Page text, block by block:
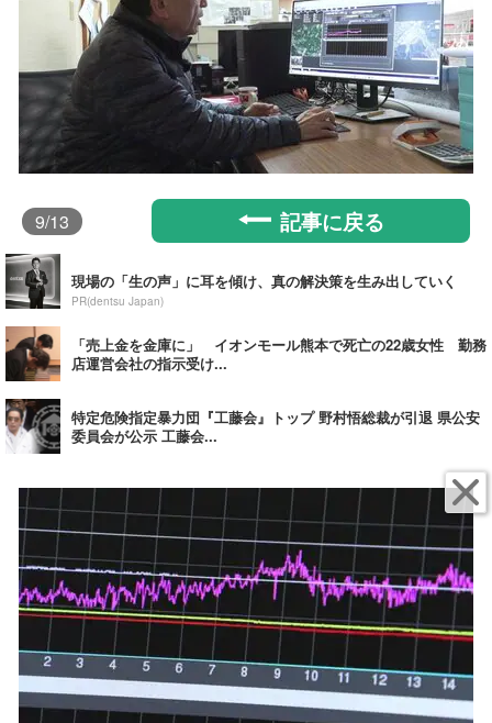
9/13 記事に戻る
現場の「生の声」に耳を傾け、真の解決策を生み出していく
PR(dentsu Japan)
「売上金を金庫に」 イオンモール熊本で死亡の22歳女性 勤務
店運営会社の指示受け...
特定危険指定暴力団『工藤会』トップ 野村悟総裁が引退 県公安
委員会が公示 工藤会...